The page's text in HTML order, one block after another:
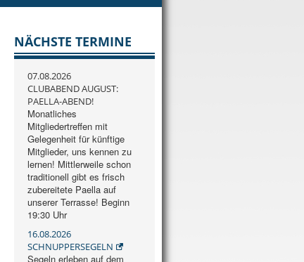
NÄCHSTE TERMINE
07.08.2026
CLUBABEND AUGUST:
PAELLA-ABEND!
Monatliches
Mitgliedertreffen mit
Gelegenheit für künftige
Mitglieder, uns kennen zu
lernen! Mittlerweile schon
traditionell gibt es frisch
zubereitete Paella auf
unserer Terrasse! Beginn
19:30 Uhr
16.08.2026
SCHNUPPERSEGELN
Segeln erleben auf dem